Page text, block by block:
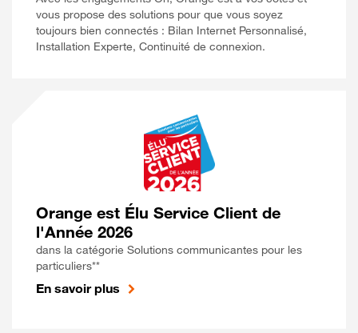
vous propose des solutions pour que vous soyez
toujours bien connectés : Bilan Internet Personnalisé,
Installation Experte, Continuité de connexion.
Orange est Élu Service Client de
l'Année 2026
dans la catégorie Solutions communicantes pour les
particuliers**
En savoir plus